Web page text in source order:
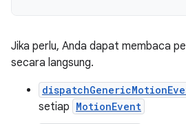
Jika perlu, Anda dapat membaca
secara langsung.
setiap MotionEvent